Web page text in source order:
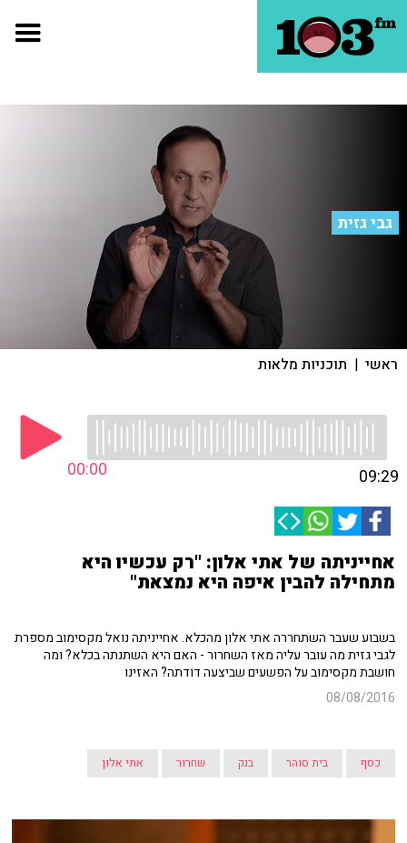
גבי גזית
ראשי | תוכניות מלאות
00:00 09:29
אחייניתה של אתי אלון: "רק עכשיו היא
מתחילה להבין איפה היא נמצאת"
בשבוע שעבר השתחררה אתי אלון מהכלא. אחייניתה נואל מקסימוב מספרת
לגבי גזית מה עובר עליה מאז השחרור - האם היא השתנתה בכלא? ומה
חושבת מקסימוב על הפשעים שביצעה דודתה? האזינו
08/08/2016
כסף בית סוהר בנק שחרור אתי אלון